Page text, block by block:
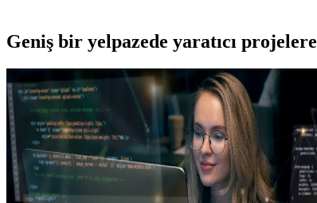
Geniş bir yelpazede yaratıcı projelere